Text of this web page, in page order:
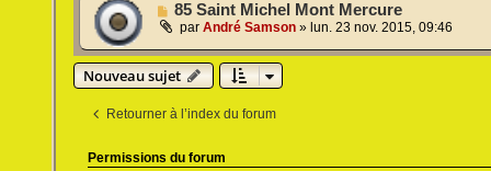
85 Saint Michel Mont Mercure
parAndré Samson » lun. 23 nov. 2015, 09:46
Nouveau sujet
Retourner à l’index du forum
Permissions du forum